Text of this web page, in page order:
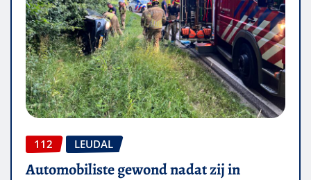
112 LEUDAL
Automobiliste gewond nadat zij in